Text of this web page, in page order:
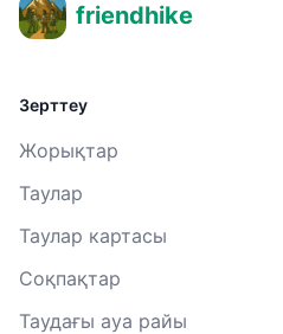
friendhike
Зерттеу
Жорықтар
Таулар
Таулар картасы
Соқпақтар
Таудағы ауа райы